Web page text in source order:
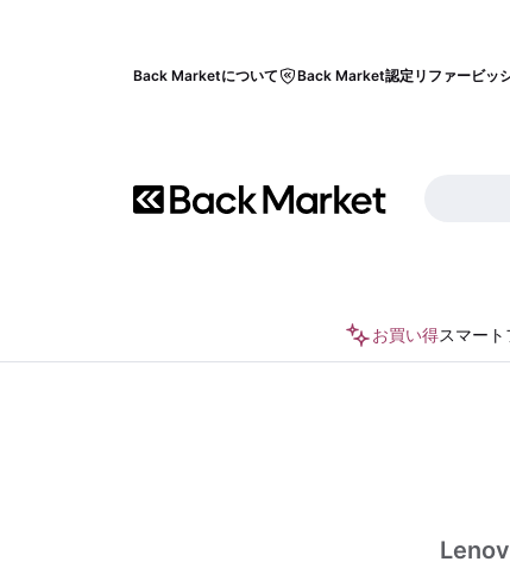
Back Marketについて Back Market認定リファービッ
お買い得スマート